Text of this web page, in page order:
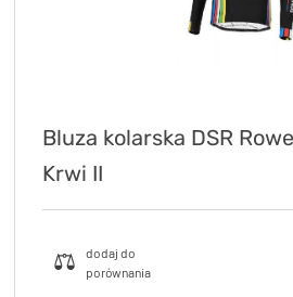
Bluza kolarska DSR
Krwi II